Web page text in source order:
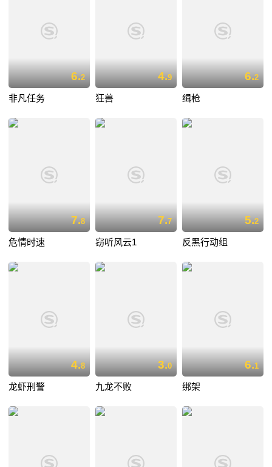
6.2
非凡任务
4.9
狂兽
6.2
缉枪
7.8
危情时速
7.7
窃听风云1
5.2
反黑行动组
4.8
龙虾刑警
3.0
九龙不败
6.1
绑架